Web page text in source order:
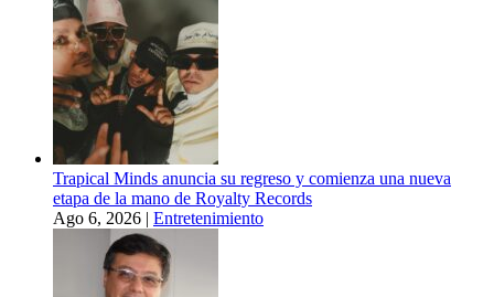
Trapical Minds anuncia su regreso y comienza una nueva
etapa de la mano de Royalty Records
Ago 6, 2026 | Entretenimiento